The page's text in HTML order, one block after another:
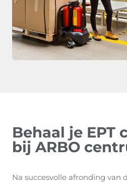
Behaal je EPT
bij ARBO
Na succesvolle afronding van